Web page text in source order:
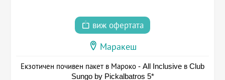
виж офертата
Маракеш
Екзотичен почивен пакет в Мароко - All Inclusive в Club
Sungo by Pickalbatros 5*